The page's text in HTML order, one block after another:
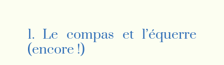
1. Le compas et l’équerre
(encore !)